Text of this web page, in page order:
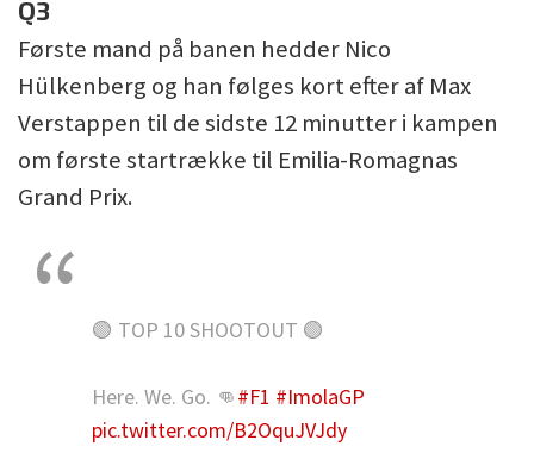
Q3
Første mand på banen hedder Nico
Hülkenberg og han følges kort efter af Max
Verstappen til de sidste 12 minutter i kampen
om første startrække til Emilia-Romagnas
Grand Prix.
🟢 TOP 10 SHOOTOUT 🟢
Here. We. Go. 👊#F1 #ImolaGP
pic.twitter.com/B2OquJVJdy